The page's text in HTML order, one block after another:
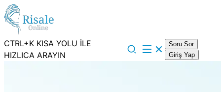
CTRL+K KISA YOLU İLE
HIZLICA ARAYIN
Soru Sor
Giriş Yap